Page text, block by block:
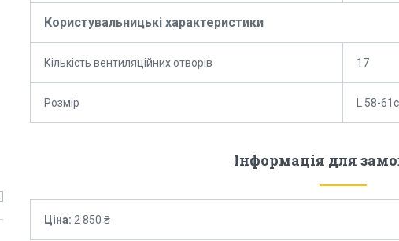
Користувальницькі характеристики
Кількість вентиляційних отворів 17
Розмір L 58-
Інформація для
Ціна: 2 850 ₴